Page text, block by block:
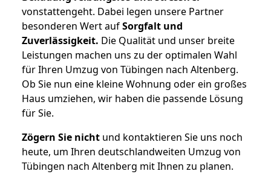
vonstattengeht. Dabei legen unsere Partner
besonderen Wert aufSorgfalt und
Zuverlässigkeit. Die Qualität und unser breite
Leistungen machen uns zu der optimalen Wahl
für Ihren Umzug von Tübingen nach Altenberg.
Ob Sie nun eine kleine Wohnung oder ein großes
Haus umziehen, wir haben die passende Lösung
für Sie.
Zögern Sie nicht und kontaktieren Sie uns noch
heute, um Ihren deutschlandweiten Umzug von
Tübingen nach Altenberg mit Ihnen zu planen.